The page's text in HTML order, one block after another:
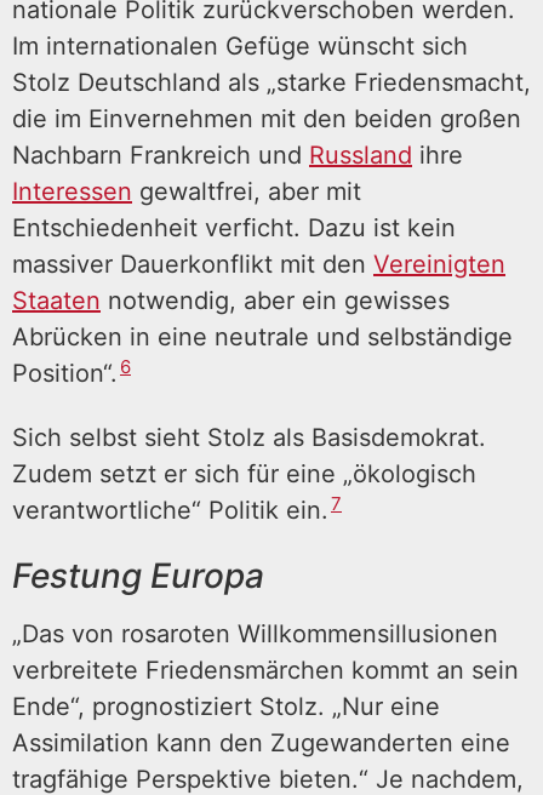
nationale Politik zurückverschoben werden.
Im internationalen Gefüge wünscht sich
Stolz Deutschland als „starke Friedensmacht,
die im Einvernehmen mit den beiden großen
Nachbarn Frankreich und Russland ihre
Interessen gewaltfrei, aber mit
Entschiedenheit verficht. Dazu ist kein
massiver Dauerkonflikt mit den Vereinigten
Staaten notwendig, aber ein gewisses
Abrücken in eine neutrale und selbständige
Position“. 6
Sich selbst sieht Stolz als Basisdemokrat.
Zudem setzt er sich für eine „ökologisch
verantwortliche“ Politik ein. 7
Festung Europa
„Das von rosaroten Willkommensillusionen
verbreitete Friedensmärchen kommt an sein
Ende“, prognostiziert Stolz. „Nur eine
Assimilation kann den Zugewanderten eine
tragfähige Perspektive bieten.“ Je nachdem,